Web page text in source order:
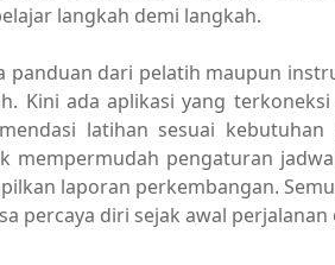
langkah demi langkah.
panduan dari pelatih maupun
Kini ada aplikasi yang
latihan sesuai
mempermudah pengaturan
laporan perkembangan.
percaya diri sejak awal perjalanan